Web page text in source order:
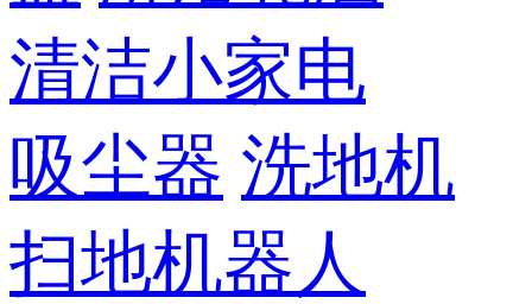
清洁小家电
吸尘器 洗地机
扫地机器人